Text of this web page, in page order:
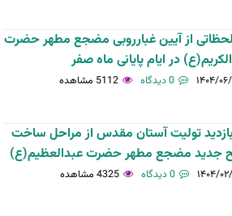
لحظاتی از آیین غبارروبی مضجع مطهر حضرت
در ایام پایانی ماه صفر
۰۶/۰۵ 0 دیدگاه 5112 مشاهده
تولیت آستان مقدس از مراحل ساخت
جدید مضجع مطهر حضرت عبدالعظیم(ع)
۰۲/۱۷ 0 دیدگاه 4325 مشاهده